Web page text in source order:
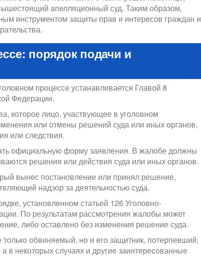
апелляционный суд. Таким образом,
инструментом защиты прав и интересов граждан и
порядок подачи и
процессе устанавливается Главой 8
Федерации.
которое лицо, участвующее в уголовном
или отмены решений суда или иных органов,
или следствия.
официальную форму заявления. В жалобе должны
решения или действия суда или иных органов.
вынес постановление или принял решение,
надзор за деятельностью суда.
установленном статьей 126 Уголовно-
По результатам рассмотрения жалобы может
либо оставлено без изменения решение суда.
обвиняемый, но и его защитник, потерпевший,
в некоторых случаях и другие заинтересованные